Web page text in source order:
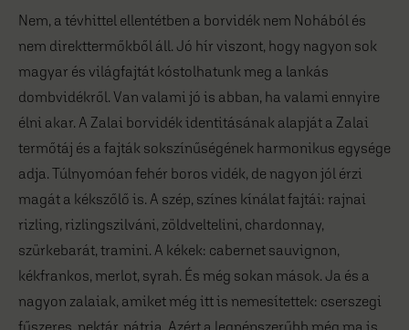
Nem, a tévhittel ellentétben a borvidék nem Nohából és
nem direkttermőkből áll. Jó hír viszont, hogy nagyon sok
magyar és világfajtát kóstolhatunk meg a lankás
dombvidékről. Van valami jó is abban, ha valami ennyire
élni akar. A Zalai borvidék identitásának alapját a Zalai
termőtáj és a fajták sokszínűségének harmonikus egysége
adja. Túlnyomóan fehér boros vidék, de nagyon jól érzi
magát a kékszőlő is. A szép, színes kínálat fajtái: rajnai
rizling, rizlingszilváni, zöldveltelini, chardonnay,
szürkebarát, tramini. A kékek: cabernet sauvignon,
kékfrankos, merlot, syrah. És még sokan mások. Ja és a
nagyon zalaiak, amiket még itt is nemesítettek: cserszegi